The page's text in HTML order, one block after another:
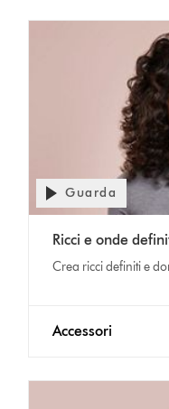
Transcript
Apri
trascrizione
video
Guarda
Ricci e onde
Crea ricci definiti e
Accessori